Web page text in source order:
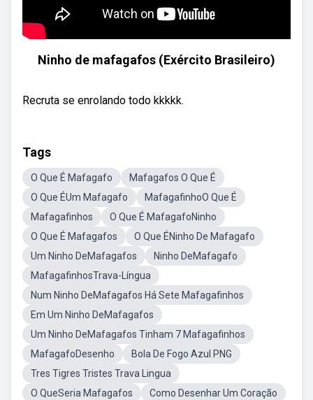
Ninho de mafagafos (Exército Brasileiro)
Recruta se enrolando todo kkkkk.
Tags
O Que É Mafagafo
Mafagafos O Que É
O Que ÉUm Mafagafo
MafagafinhoO Que É
Mafagafinhos
O Que É MafagafoNinho
O Que É Mafagafos
O Que ÉNinho De Mafagafo
Um Ninho DeMafagafos
Ninho DeMafagafo
MafagafinhosTrava-Língua
Num Ninho DeMafagafos Há Sete Mafagafinhos
Em Um Ninho DeMafagafos
Um Ninho DeMafagafos Tinham 7 Mafagafinhos
MafagafoDesenho
Bola De Fogo Azul PNG
Tres Tigres Tristes Trava Lingua
O QueSeria Mafagafos
Como Desenhar Um Coração